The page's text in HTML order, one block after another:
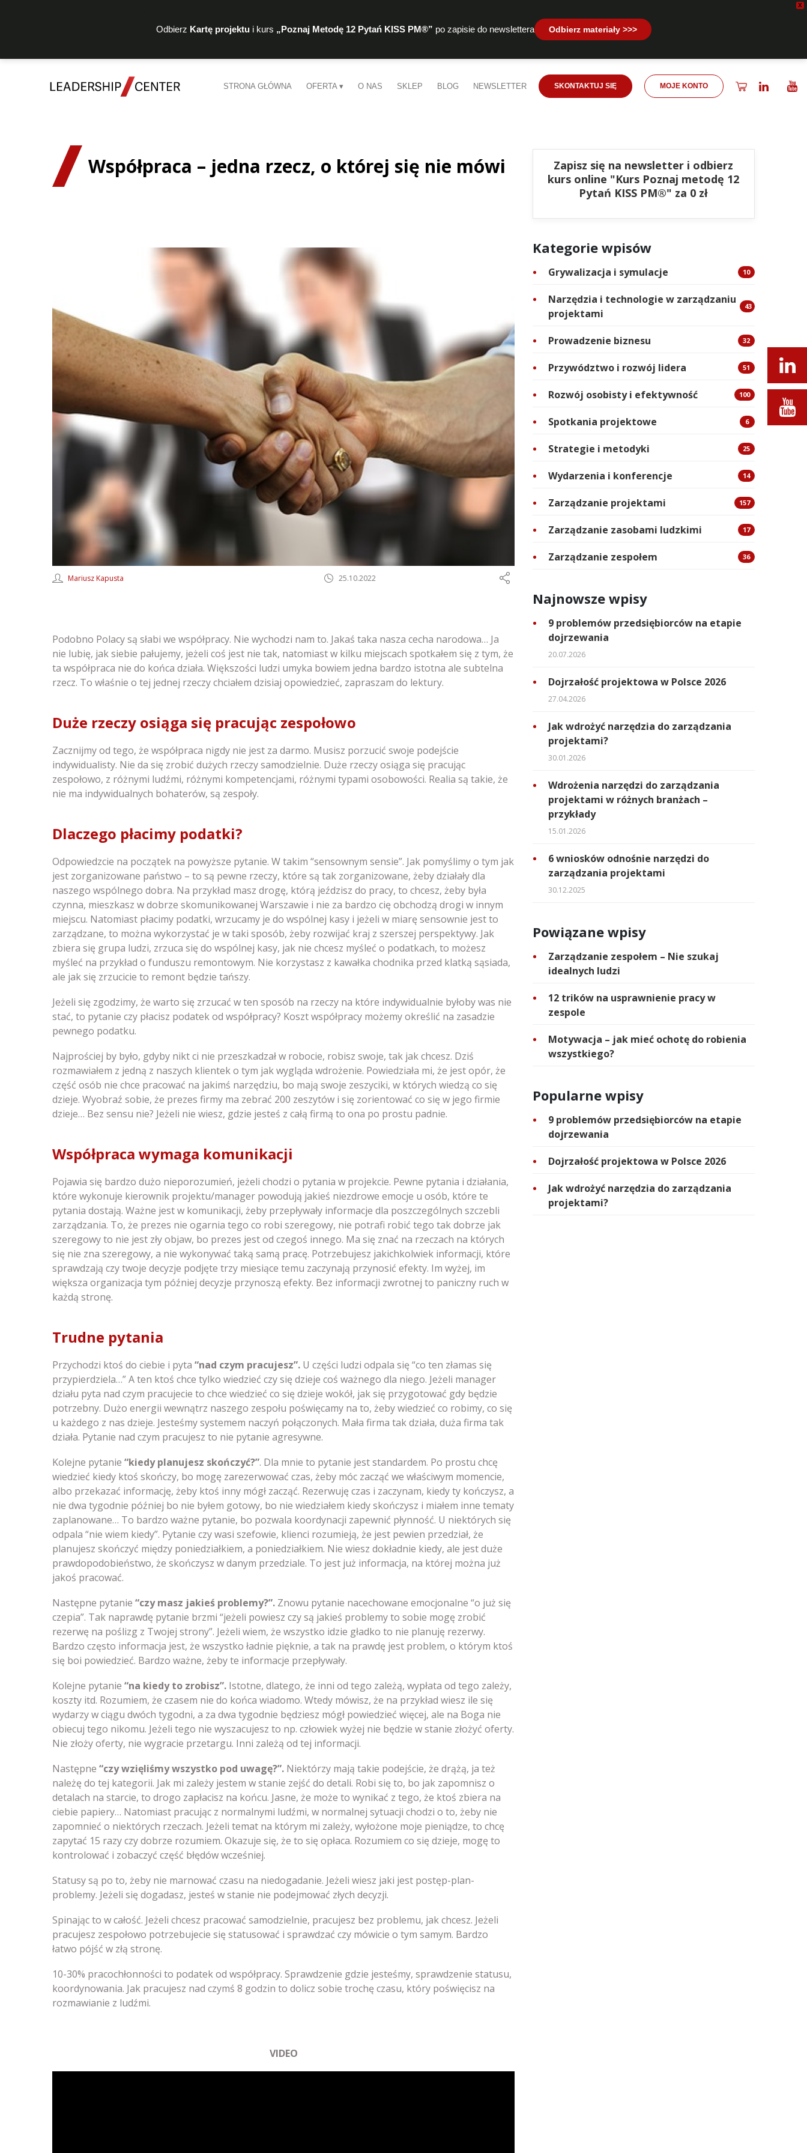
X
Odbierz Kartę projektui kurs „Poznaj Metodę 12 Pytań KISS PM®” po zapisie do newslettera Odbierz materiały >>>
STRONA GŁÓWNA OFERTA O NAS SKLEP BLOG NEWSLETTER SKONTAKTUJ SIĘ MOJE KONTO
Współpraca – jedna rzecz, o której się nie mówi
Mariusz Kapusta 25.10.2022
Podobno Polacy są słabi we współpracy. Nie wychodzi nam to. Jakaś taka nasza cecha narodowa… Ja
nie lubię, jak siebie pałujemy, jeżeli coś jest nie tak, natomiast w kilku miejscach spotkałem się z tym, że
ta współpraca nie do końca działa. Większości ludzi umyka bowiem jedna bardzo istotna ale subtelna
rzecz. To właśnie o tej jednej rzeczy chciałem dzisiaj opowiedzieć, zapraszam do lektury.
Duże rzeczy osiąga się pracując zespołowo
Zacznijmy od tego, że współpraca nigdy nie jest za darmo. Musisz porzucić swoje podejście
indywidualisty. Nie da się zrobić dużych rzeczy samodzielnie. Duże rzeczy osiąga się pracując
zespołowo, z różnymi ludźmi, różnymi kompetencjami, różnymi typami osobowości. Realia są takie, że
nie ma indywidualnych bohaterów, są zespoły.
Dlaczego płacimy podatki?
Odpowiedzcie na początek na powyższe pytanie. W takim “sensownym sensie”. Jak pomyślimy o tym jak
jest zorganizowane państwo – to są pewne rzeczy, które są tak zorganizowane, żeby działały dla
naszego wspólnego dobra. Na przykład masz drogę, którą jeździsz do pracy, to chcesz, żeby była
czynna, mieszkasz w dobrze skomunikowanej Warszawie i nie za bardzo cię obchodzą drogi w innym
miejscu. Natomiast płacimy podatki, wrzucamy je do wspólnej kasy i jeżeli w miarę sensownie jest to
zarządzane, to można wykorzystać je w taki sposób, żeby rozwijać kraj z szerszej perspektywy. Jak
zbiera się grupa ludzi, zrzuca się do wspólnej kasy, jak nie chcesz myśleć o podatkach, to możesz
myśleć na przykład o funduszu remontowym. Nie korzystasz z kawałka chodnika przed klatką sąsiada,
ale jak się zrzucicie to remont będzie tańszy.
Jeżeli się zgodzimy, że warto się zrzucać w ten sposób na rzeczy na które indywidualnie byłoby was nie
stać, to pytanie czy płacisz podatek od współpracy? Koszt współpracy możemy określić na zasadzie
pewnego podatku.
Najprościej by było, gdyby nikt ci nie przeszkadzał w robocie, robisz swoje, tak jak chcesz. Dziś
rozmawiałem z jedną z naszych klientek o tym jak wygląda wdrożenie. Powiedziała mi, że jest opór, że
część osób nie chce pracować na jakimś narzędziu, bo mają swoje zeszyciki, w których wiedzą co się
dzieje. Wyobraź sobie, że prezes firmy ma zebrać 200 zeszytów i się zorientować co się w jego firmie
dzieje… Bez sensu nie? Jeżeli nie wiesz, gdzie jesteś z całą firmą to ona po prostu padnie.
Współpraca wymaga komunikacji
Pojawia się bardzo dużo nieporozumień, jeżeli chodzi o pytania w projekcie. Pewne pytania i działania,
które wykonuje kierownik projektu/manager powodują jakieś niezdrowe emocje u osób, które te
pytania dostają. Ważne jest w komunikacji, żeby przepływały informacje dla poszczególnych szczebli
zarządzania. To, że prezes nie ogarnia tego co robi szeregowy, nie potrafi robić tego tak dobrze jak
szeregowy to nie jest zły objaw, bo prezes jest od czegoś innego. Ma się znać na rzeczach na których
się nie zna szeregowy, a nie wykonywać taką samą pracę. Potrzebujesz jakichkolwiek informacji, które
sprawdzają czy twoje decyzje podjęte trzy miesiące temu zaczynają przynosić efekty. Im wyżej, im
większa organizacja tym później decyzje przynoszą efekty. Bez informacji zwrotnej to paniczny ruch w
każdą stronę.
Trudne pytania
Przychodzi ktoś do ciebie i pyta “nad czym pracujesz”. U części ludzi odpala się “co ten złamas się
przypierdziela…” A ten ktoś chce tylko wiedzieć czy się dzieje coś ważnego dla niego. Jeżeli manager
działu pyta nad czym pracujecie to chce wiedzieć co się dzieje wokół, jak się przygotować gdy będzie
potrzebny. Dużo energii wewnątrz naszego zespołu poświęcamy na to, żeby wiedzieć co robimy, co się
u każdego z nas dzieje. Jesteśmy systemem naczyń połączonych. Mała firma tak działa, duża firma tak
działa. Pytanie nad czym pracujesz to nie pytanie agresywne.
Kolejne pytanie “kiedy planujesz skończyć?”. Dla mnie to pytanie jest standardem. Po prostu chcę
wiedzieć kiedy ktoś skończy, bo mogę zarezerwować czas, żeby móc zacząć we właściwym momencie,
albo przekazać informację, żeby ktoś inny mógł zacząć. Rezerwuję czas i zaczynam, kiedy ty kończysz, a
nie dwa tygodnie później bo nie byłem gotowy, bo nie wiedziałem kiedy skończysz i miałem inne tematy
zaplanowane… To bardzo ważne pytanie, bo pozwala koordynacji zapewnić płynność. U niektórych się
odpala “nie wiem kiedy”. Pytanie czy wasi szefowie, klienci rozumieją, że jest pewien przedział, że
planujesz skończyć między poniedziałkiem, a poniedziałkiem. Nie wiesz dokładnie kiedy, ale jest duże
prawdopodobieństwo, że skończysz w danym przedziale. To jest już informacja, na której można już
jakoś pracować.
Następne pytanie “czy masz jakieś problemy?”. Znowu pytanie nacechowane emocjonalne “o już się
czepia”. Tak naprawdę pytanie brzmi “jeżeli powiesz czy są jakieś problemy to sobie mogę zrobić
rezerwę na poślizg z Twojej strony”. Jeżeli wiem, że wszystko idzie gładko to nie planuję rezerwy.
Bardzo często informacja jest, że wszystko ładnie pięknie, a tak na prawdę jest problem, o którym ktoś
się boi powiedzieć. Bardzo ważne, żeby te informacje przepływały.
Kolejne pytanie “na kiedy to zrobisz”. Istotne, dlatego, że inni od tego zależą, wypłata od tego zależy,
koszty itd. Rozumiem, że czasem nie do końca wiadomo. Wtedy mówisz, że na przykład wiesz ile się
wydarzy w ciągu dwóch tygodni, a za dwa tygodnie będziesz mógł powiedzieć więcej, ale na Boga nie
obiecuj tego nikomu. Jeżeli tego nie wyszacujesz to np. człowiek wyżej nie będzie w stanie złożyć oferty.
Nie złoży oferty, nie wygracie przetargu. Inni zależą od tej informacji.
Następne “czy wzięliśmy wszystko pod uwagę?”. Niektórzy mają takie podejście, że drążą, ja też
należę do tej kategorii. Jak mi zależy jestem w stanie zejść do detali. Robi się to, bo jak zapomnisz o
detalach na starcie, to drogo zapłacisz na końcu. Jasne, że może to wynikać z tego, że ktoś zbiera na
ciebie papiery… Natomiast pracując z normalnymi ludźmi, w normalnej sytuacji chodzi o to, żeby nie
zapomnieć o niektórych rzeczach. Jeżeli temat na którym mi zależy, wyłożone moje pieniądze, to chcę
zapytać 15 razy czy dobrze rozumiem. Okazuje się, że to się opłaca. Rozumiem co się dzieje, mogę to
kontrolować i zobaczyć część błędów wcześniej.
Statusy są po to, żeby nie marnować czasu na niedogadanie. Jeżeli wiesz jaki jest postęp-plan-
problemy. Jeżeli się dogadasz, jesteś w stanie nie podejmować złych decyzji.
Spinając to w całość. Jeżeli chcesz pracować samodzielnie, pracujesz bez problemu, jak chcesz. Jeżeli
pracujesz zespołowo potrzebujecie się statusować i sprawdzać czy mówicie o tym samym. Bardzo
łatwo pójść w złą stronę.
10-30% pracochłonności to podatek od współpracy. Sprawdzenie gdzie jesteśmy, sprawdzenie statusu,
koordynowania. Jak pracujesz nad czymś 8 godzin to dolicz sobie trochę czasu, który poświęcisz na
rozmawianie z ludźmi.
VIDEO
Zapisz się na newsletter i odbierz
kurs online "Kurs Poznaj metodę 12
Pytań KISS PM®" za 0 zł
Kategorie wpisów
Grywalizacja i symulacje 10
Narzędzia i technologie w zarządzaniu
projektami
43
Prowadzenie biznesu 32
Przywództwo i rozwój lidera 51
Rozwój osobisty i efektywność 100
Spotkania projektowe 6
Strategie i metodyki 25
Wydarzenia i konferencje 14
Zarządzanie projektami 157
Zarządzanie zasobami ludzkimi 17
Zarządzanie zespołem 36
Najnowsze wpisy
9 problemów przedsiębiorców na etapie
dojrzewania
20.07.2026
Dojrzałość projektowa w Polsce 2026
27.04.2026
Jak wdrożyć narzędzia do zarządzania
projektami?
30.01.2026
Wdrożenia narzędzi do zarządzania
projektami w różnych branżach –
przykłady
15.01.2026
6 wniosków odnośnie narzędzi do
zarządzania projektami
30.12.2025
Powiązane wpisy
Zarządzanie zespołem – Nie szukaj
idealnych ludzi
12 trików na usprawnienie pracy w
zespole
Motywacja – jak mieć ochotę do robienia
wszystkiego?
Popularne wpisy
9 problemów przedsiębiorców na etapie
dojrzewania
Dojrzałość projektowa w Polsce 2026
Jak wdrożyć narzędzia do zarządzania
projektami?